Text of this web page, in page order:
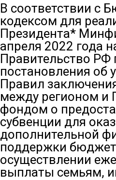
В соответствии с
кодексом для
Президента*
апреля 2022 года
Правительство РФ
постановления об
Правил
между регионом и
фондом о
субвенции для
дополнительной
поддержки
осуществлении
выплаты семьям,